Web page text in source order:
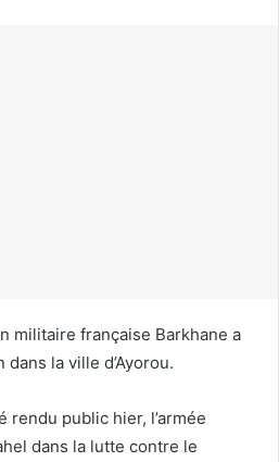
militaire française Barkhane a
la ville d’Ayorou.
rendu public hier, l’armée
dans la lutte contre le